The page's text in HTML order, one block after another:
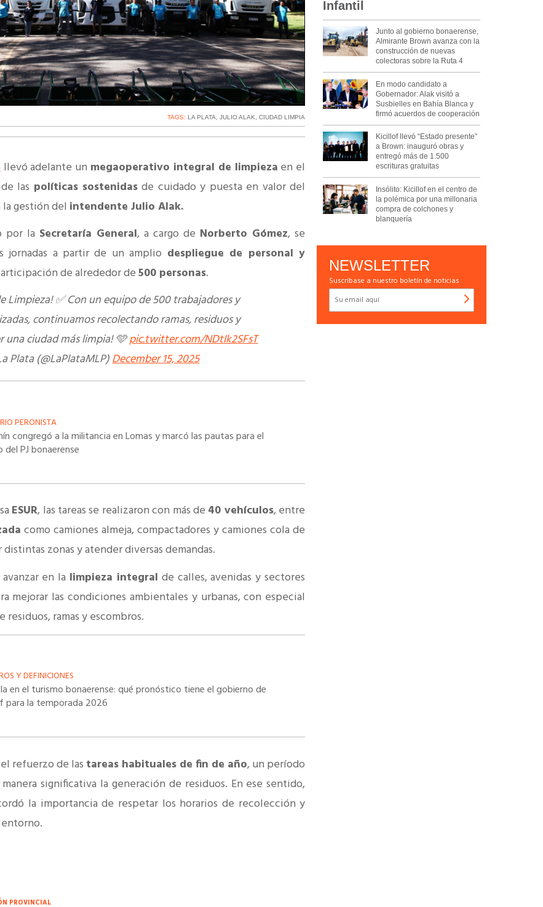
TAGS:LA PLATA ,JULIO ALAK ,CIUDAD LIMPIA
llevó adelante un megaoperativo integral de limpieza en el
las políticas sostenidas de cuidado y puesta en valor del
gestión del intendente Julio Alak.
por la Secretaría General, a cargo de Norberto Gómez, se
jornadas a partir de un amplio despliegue de personal y
de alrededor de500 personas.
Limpieza! ✅ Con un equipo de 500 trabajadores y
continuamos recolectando ramas, residuos y
una ciudad más limpia! 🩵pic.twitter.com/NDtIk2SFsT
Plata (@LaPlataMLP)December 15, 2025
PERONISTA
congregó a la militancia en Lomas y marcó las pautas para el
PJ bonaerense
ESUR, las tareas se realizaron con más de 40 vehículos, entre
como camiones almeja, compactadores y camiones cola de
zonas y atender diversas demandas.
en la limpieza integral de calles, avenidas y sectores
mejorar las condiciones ambientales y urbanas, con especial
ramas y escombros.
Y DEFINICIONES
en el turismo bonaerense: qué pronóstico tiene el gobierno de
para la temporada 2026
refuerzo de las tareas habituales de fin de año, un período
significativa la generación de residuos. En ese sentido,
la importancia de respetar los horarios de recolección y
PROVINCIAL
Infantil
Junto al gobierno bonaerense,
Almirante Brown avanza con la
construcción de nuevas
colectoras sobre la Ruta 4
En modo candidato a
Gobernador: Alak visitó a
Susbielles en Bahía Blanca y
firmó acuerdos de cooperación
Kicillof llevó “Estado presente”
a Brown: inauguró obras y
entregó más de 1.500
escrituras gratuitas
Insólito: Kicillof en el centro de
la polémica por una millonaria
compra de colchones y
blanquería
NEWSLETTER
Suscríbase a nuestro boletín de noticias